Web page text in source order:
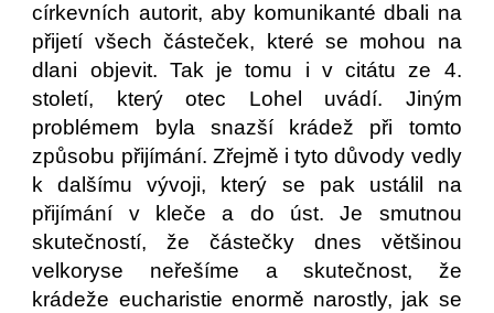
církevních autorit, aby komunikanté dbali na
přijetí všech částeček, které se mohou na
dlani objevit. Tak je tomu i v citátu ze 4.
století, který otec Lohel uvádí. Jiným
problémem byla snazší krádež při tomto
způsobu přijímání. Zřejmě i tyto důvody vedly
k dalšímu vývoji, který se pak ustálil na
přijímání v kleče a do úst. Je smutnou
skutečností, že částečky dnes většinou
velkoryse neřešíme a skutečnost, že
krádeže eucharistie enormě narostly, jak se